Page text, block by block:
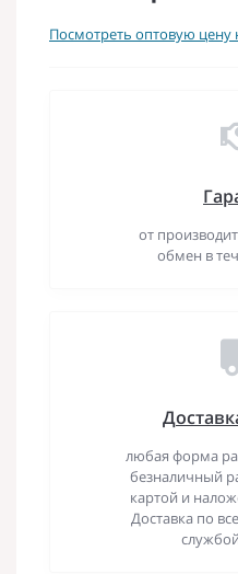
Посмотреть оптовую цену
от
обмен в
любая форма
безналичный
картой и
Доставка по